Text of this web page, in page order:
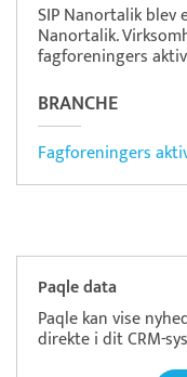
SIP Nanortalik
Nanortalik.
fagforeningers
BRANCHE
Fagforeningers
Paqle data
Paqle kan vise
direkte i dit CRM-